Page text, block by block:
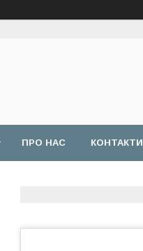
ПРО НАС КОНТАКТИ